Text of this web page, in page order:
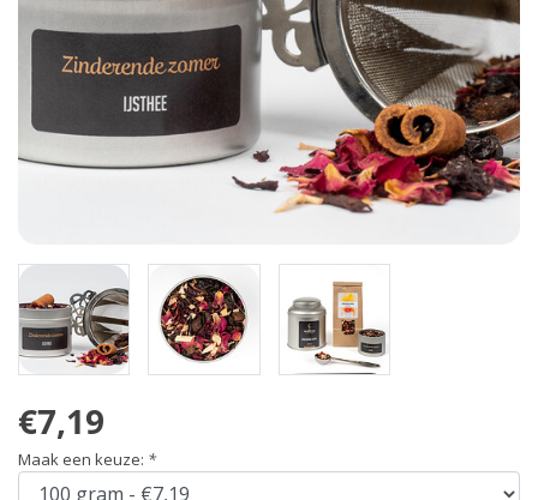
€7,19
Maak een keuze: *